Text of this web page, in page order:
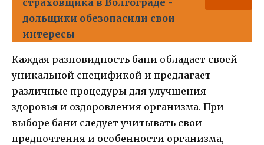
дольщики обезопасили свои
интересы
Каждая разновидность бани обладает своей
уникальной спецификой и предлагает
различные процедуры для улучшения
здоровья и оздоровления организма. При
выборе бани следует учитывать свои
предпочтения и особенности организма,